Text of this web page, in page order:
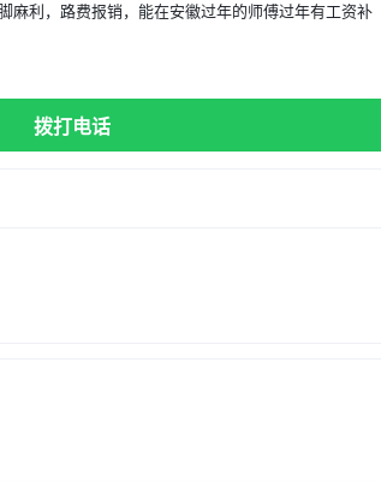
麻利，路费报销，能在安徽过年的师傅过年有工资补
拨打电话